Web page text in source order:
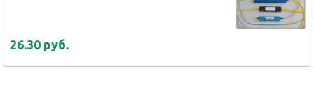
26.30 руб.